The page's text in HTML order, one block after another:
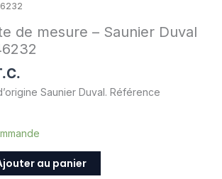
de mesure – Saunier Duval
Saunier Duval. Référence
au panier